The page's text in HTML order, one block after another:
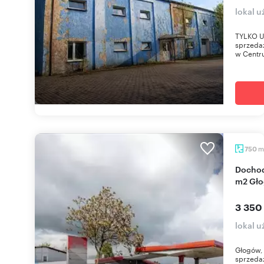
lokal
TYLKO
w
750 m
Dochody od pierwszego dnia! Stacja paliw 750
m2
3
lokal